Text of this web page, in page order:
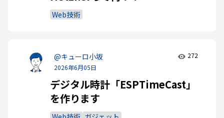
Web技術
@キューロ小坂
2026年6月05日
272
デジタル時計「ESPTimeCast」
を作ります